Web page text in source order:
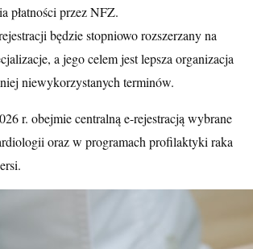
płatności przez NFZ.
będzie stopniowo rozszerzany na
a jego celem jest lepsza organizacja
niewykorzystanych terminów.
r. obejmie centralną e-rejestracją wybrane
oraz w programach profilaktyki raka